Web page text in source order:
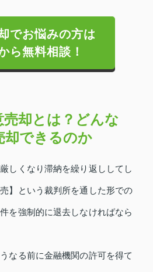
でお悩みの方は
ら無料相談！
売却とは？どんな
却できるのか
しくなり滞納を繰り返ししてし
】という裁判所を通した形での
を強制的に退去しなければなら
なる前に金融機関の許可を得て